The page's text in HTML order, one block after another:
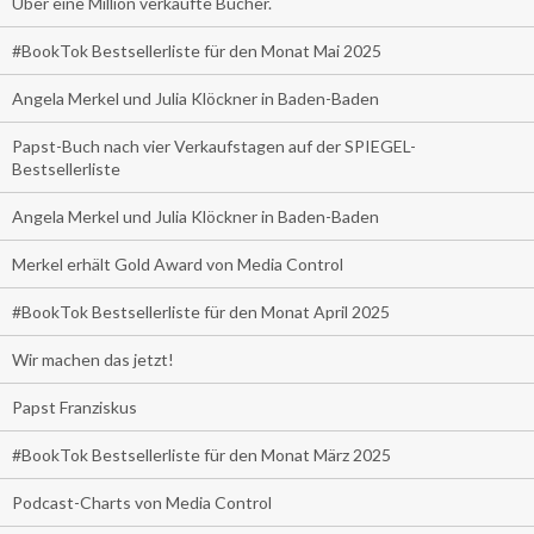
#BookTok Bestsellerliste für den Monat Mai 2025
Angela Merkel und Julia Klöckner in Baden-Baden
Papst-Buch nach vier Verkaufstagen auf der SPIEGEL-
Bestsellerliste
Angela Merkel und Julia Klöckner in Baden-Baden
Merkel erhält Gold Award von Media Control
#BookTok Bestsellerliste für den Monat April 2025
Wir machen das jetzt!
Papst Franziskus
#BookTok Bestsellerliste für den Monat März 2025
Podcast-Charts von Media Control